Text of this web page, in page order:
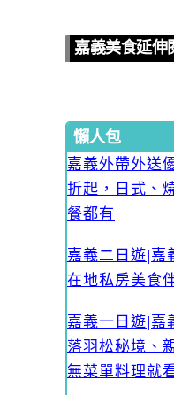
嘉義美食延伸
懶人包
嘉義外帶外送
折起，日式、
餐都有
嘉義二日遊|嘉
在地私房美食
嘉義一日遊|嘉
落羽松秘境、
無菜單料理就